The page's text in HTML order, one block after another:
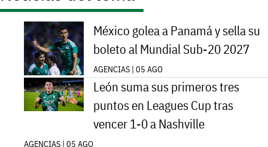
México golea a Panamá y sella su
boleto al Mundial Sub-20 2027
AGENCIAS | 05 AGO
León suma sus primeros tres
puntos en Leagues Cup tras
vencer 1-0 a Nashville
AGENCIAS | 05 AGO